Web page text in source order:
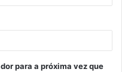
para a próxima vez que